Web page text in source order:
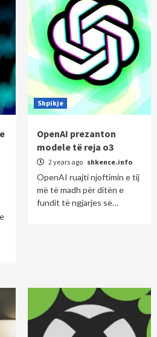
Shpikje
OpenAI prezanton
modele të reja o3
2 years ago shkence.info
OpenAI ruajti njoftimin e tij
më të madh për ditën e
fundit të ngjarjes së…